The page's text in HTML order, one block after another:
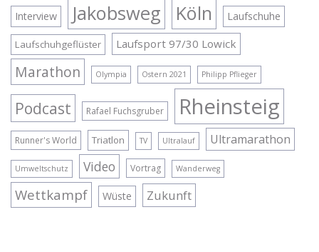
Interview Jakobsweg Köln Laufschuhe
Laufschuhgeflüster Laufsport 97/30 Lowick
Marathon Olympia Ostern 2021 Philipp Pflieger
Podcast Rafael Fuchsgruber Rheinsteig
Runner's World Triatlon TV Ultralauf Ultramarathon
Umweltschutz Video Vortrag Wanderweg
Wettkampf Wüste Zukunft